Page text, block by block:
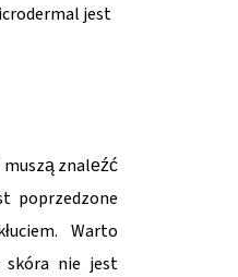
jest
znaleźć
poprzedzone
Warto
skóra nie jest